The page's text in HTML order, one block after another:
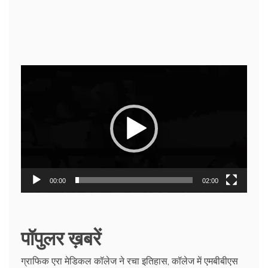
00:00 02:00
पॉपुलर ख़बरें
ग्राफिक एरा मेडिकल कॉलेज ने रचा इतिहास, कॉलेज में एमबीबीएस